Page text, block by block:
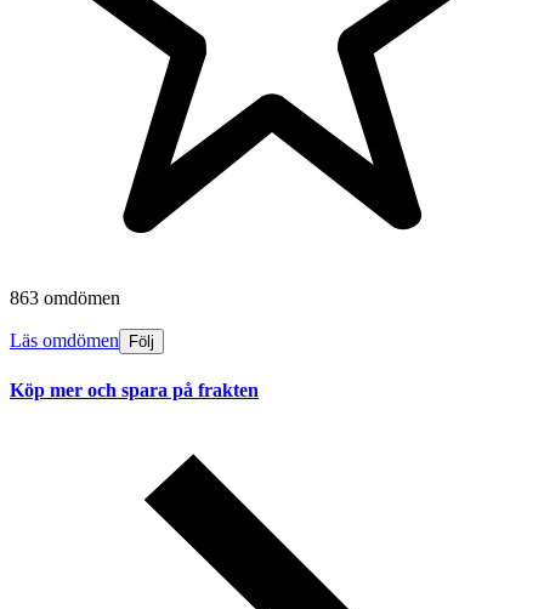
863 omdömen
Läs omdömen Följ
Köp mer och spara på frakten